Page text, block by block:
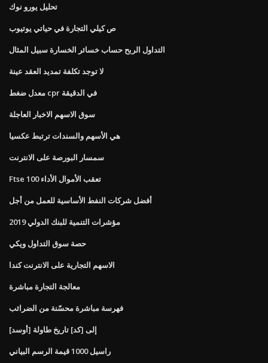
تحليل يورو نوك
ص كيلي التجارة في حياتي يوتيوب
التداول الربح حساب خسائر الخسارة سبيل المثال
لا توجد تكلفة تمديد العقد عينة
معدل ضغط cpr في الدقيقة
سوق الاسهم الاخبار العاجلة
هي الأسهم والسندات ترتبط عكسيا
سمسار البورصة على الانترنت
Ftse 100 تعقب الأموال الأداء
أفضل شركات النفط الأساسية للعمل من أجل
مؤشرات التنمية للبنك الدولي 2019
حصة سوق التداول ويكي
الاسهم التجارية على الانترنت كندا
معالجة التجارة مباشرة
فهرسة مباشرة محسّنة من الضرائب
[أوسد] إلى [كد] تاريخ طاولة
راسيل 1000 قيمة الرسم البياني